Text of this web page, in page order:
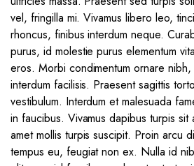
vel, fringilla mi. Vivamus libero leo,
rhoncus, finibus interdum neque.
purus, id molestie purus elementum
eros. Morbi condimentum ornare
interdum facilisis. Praesent sagittis
vestibulum. Interdum et malesuada
in faucibus. Vivamus dapibus turpis sit
amet mollis turpis suscipit. Proin arcu
tempus eu, feugiat non ex. Nulla id